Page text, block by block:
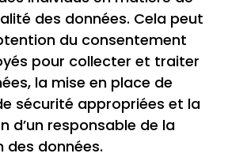
des données. Cela peut
du consentement
pour collecter et traiter
la mise en place de
sécurité appropriées et la
d’un responsable de la
données.